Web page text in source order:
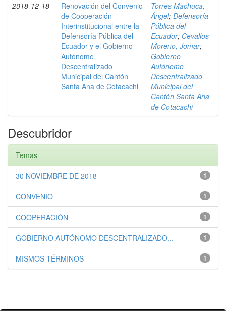
2018-12-18
Renovación del Convenio
de Cooperación
Interinstitucional entre la
Defensoría Pública del
Ecuador y el Gobierno
Autónomo
Descentralizado
Municipal del Cantón
Santa Ana de Cotacachi
Torres Machuca,
Ángel; Defensoría
Pública del
Ecuador; Cevallos
Moreno, Jomar;
Gobierno
Autónomo
Descentralizado
Municipal del
Cantón Santa Ana
de Cotacachi
Descubridor
Temas
1
30 NOVIEMBRE DE 2018
1
CONVENIO
1
COOPERACIÓN
1
GOBIERNO AUTÓNOMO DESCENTRALIZADO...
1
MISMOS TÉRMINOS